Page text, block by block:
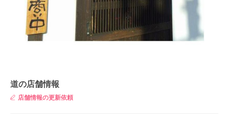
道の店舗情報
店舗情報の更新依頼